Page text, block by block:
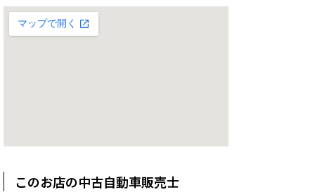
このお店の中古自動車販売士